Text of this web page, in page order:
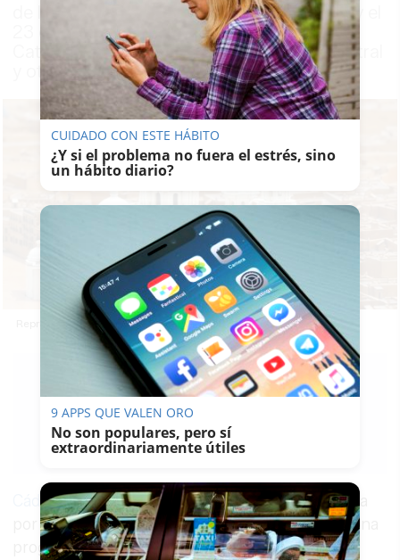
de los Museos con actividades entre el 18 y el
23 de mayo en el ECCO, Ancha 16, Santa
Catalina, Puerta de Tierra, el Mercado Central
y otros espacios de la ciudad
Representación de la ciudad de Cádiz en diminuto
MARÍA
CRISOL
17/05/2026
Facebook
X WhatsApp
Copy
Cádizse prepara para vivir una semana marcada
por la cultura. ElAyuntamientoha organizado una
programación especial con motivo delDía
CUIDADO CON ESTE HÁBITO
¿Y si el problema no fuera el estrés, sino
un hábito diario?
9 APPS QUE VALEN ORO
No son populares, pero sí
extraordinariamente útiles